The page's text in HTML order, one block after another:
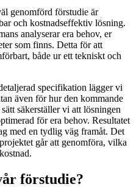
genomförd förstudie är
och kostnadseffektiv lösning.
analyserar era behov, er
som finns. Detta för att
både ur ett tekniskt och
specifikation lägger vi
även för hur den kommande
säkerställer vi att lösningen
för era behov. Resultatet
med en tydlig väg framåt. Det
går att genomföra, vilka
förstudie?